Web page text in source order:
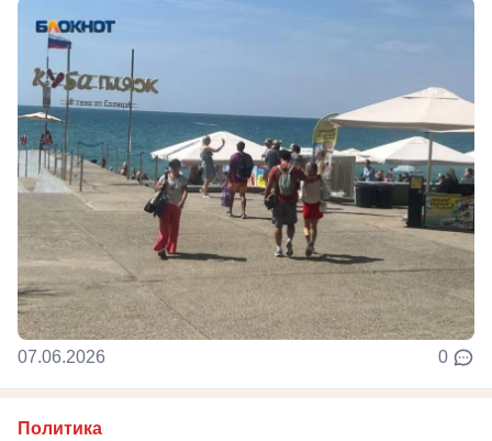
07.06.2026 0
Политика